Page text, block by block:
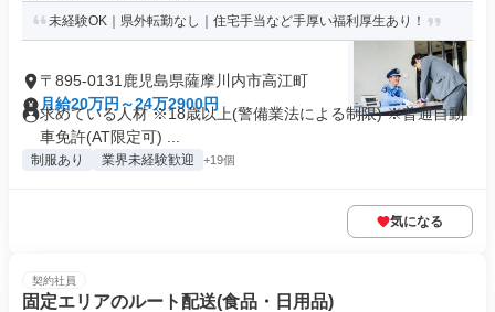
未経験OK｜県外転勤なし｜住宅手当など手厚い福利厚生あり！
〒895-0131鹿児島県薩摩川内市高江町
月給20万円～24万2900円
求めている人材 ※18歳以上(警備業法による制限) ※普通自動
車免許(AT限定可) ...
制服あり 業界未経験歓迎 +19個
気になる
契約社員
固定エリアのルート配送(食品・日用品)